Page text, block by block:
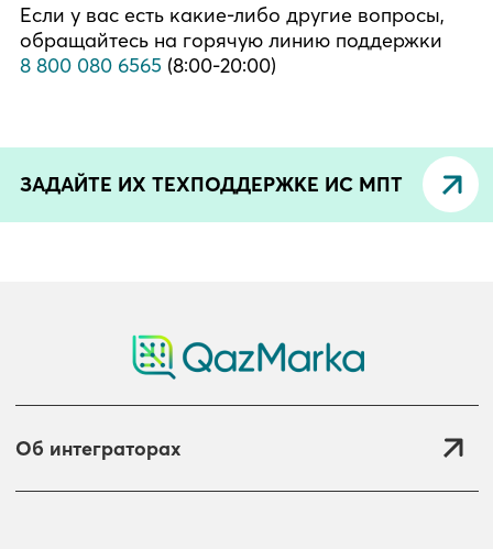
Если у вас есть какие-либо другие вопросы,
обращайтесь на горячую линию поддержки
8 800 080 6565 (8:00-20:00)
ЗАДАЙТЕ ИХ ТЕХПОДДЕРЖКЕ ИС МПТ
Об интеграторах